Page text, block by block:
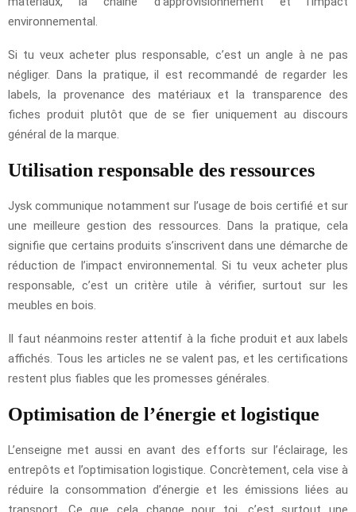
environnemental.
Si tu veux acheter plus responsable, c’est un angle à ne pas
négliger. Dans la pratique, il est recommandé de regarder les
labels, la provenance des matériaux et la transparence des
fiches produit plutôt que de se fier uniquement au discours
général de la marque.
Utilisation responsable des ressources
Jysk communique notamment sur l’usage de bois certifié et sur
une meilleure gestion des ressources. Dans la pratique, cela
signifie que certains produits s’inscrivent dans une démarche de
réduction de l’impact environnemental. Si tu veux acheter plus
responsable, c’est un critère utile à vérifier, surtout sur les
meubles en bois.
Il faut néanmoins rester attentif à la fiche produit et aux labels
affichés. Tous les articles ne se valent pas, et les certifications
restent plus fiables que les promesses générales.
Optimisation de l’énergie et logistique
L’enseigne met aussi en avant des efforts sur l’éclairage, les
entrepôts et l’optimisation logistique. Concrètement, cela vise à
réduire la consommation d’énergie et les émissions liées au